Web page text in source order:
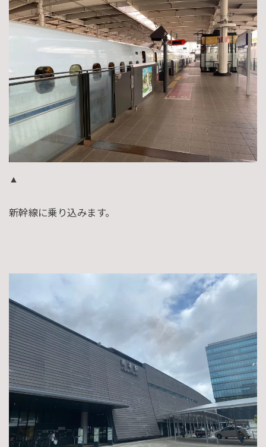
▲
新幹線に乗り込みます。